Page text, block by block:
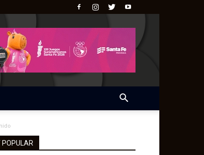
POPULAR